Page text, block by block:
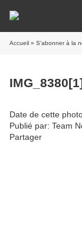
Accueil » S'abonner à la
Date de cette
Publié par: Team
Partager